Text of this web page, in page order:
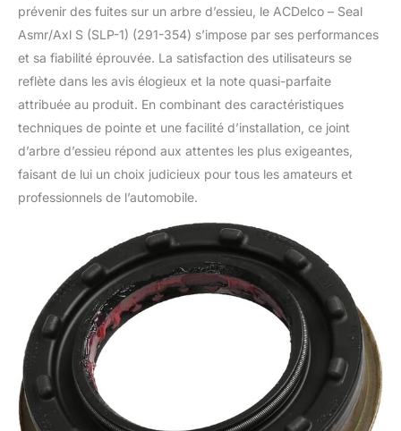
prévenir des fuites sur un arbre d’essieu, le ACDelco – Seal
Asmr/Axl S (SLP-1) (291-354) s’impose par ses performances
et sa fiabilité éprouvée. La satisfaction des utilisateurs se
reflète dans les avis élogieux et la note quasi-parfaite
attribuée au produit. En combinant des caractéristiques
techniques de pointe et une facilité d’installation, ce joint
d’arbre d’essieu répond aux attentes les plus exigeantes,
faisant de lui un choix judicieux pour tous les amateurs et
professionnels de l’automobile.